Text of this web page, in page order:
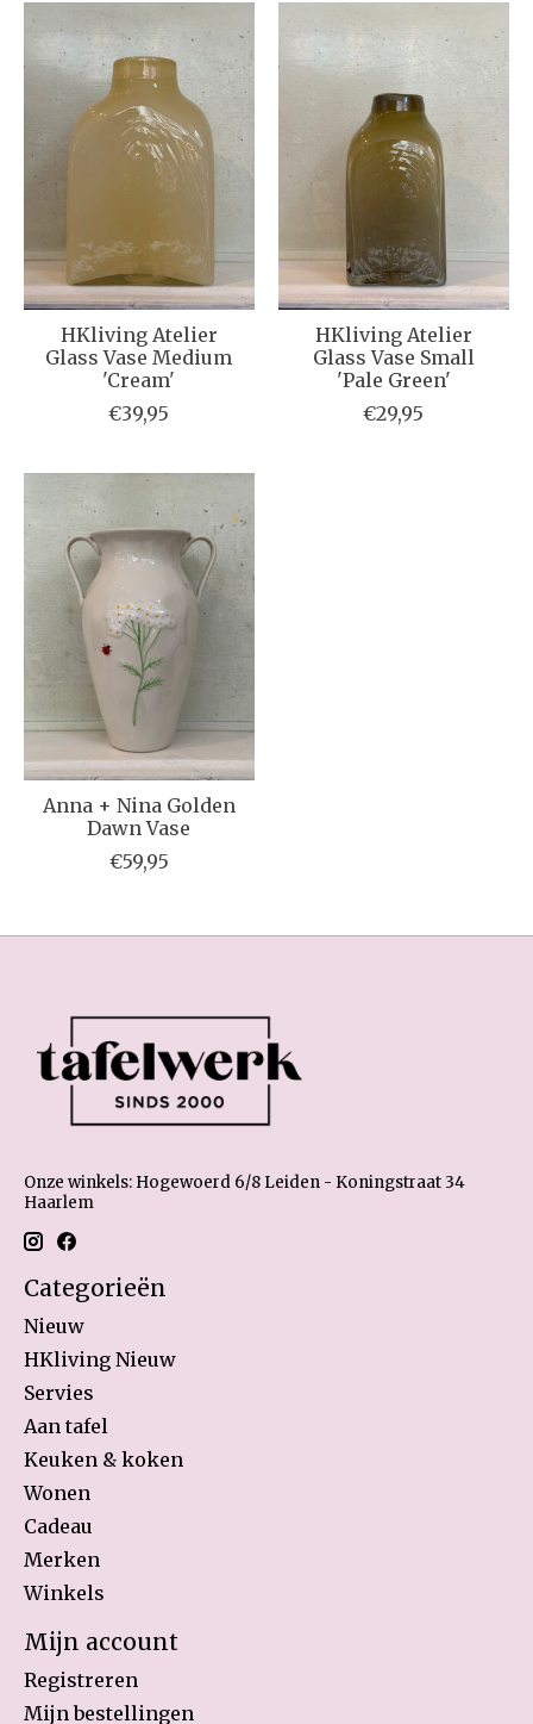
HKliving Atelier
Glass Vase Medium
'Cream'
€39,95
HKliving Atelier
Glass Vase Small
'Pale Green'
€29,95
Anna + Nina Golden
Dawn Vase
€59,95
Onze winkels: Hogewoerd 6/8 Leiden - Koningstraat 34
Haarlem
Categorieën
Nieuw
HKliving Nieuw
Servies
Aan tafel
Keuken & koken
Wonen
Cadeau
Merken
Winkels
Mijn account
Registreren
Mijn bestellingen